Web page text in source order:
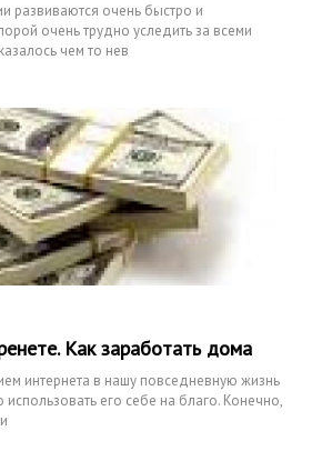
развиваются очень быстро и
очень трудно уследить за всеми
чем то нев
Как заработать дома
интернета в нашу повседневную жизнь
использовать его себе на благо. Конечно,